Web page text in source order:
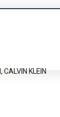
KLEIN